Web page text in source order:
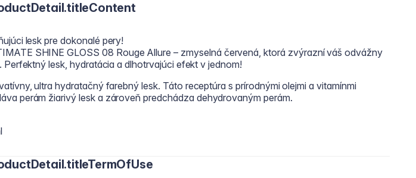
lesk pre dokonalé pery!
SHINE GLOSS 08 Rouge Allure – zmyselná červená, ktorá zvýrazní váš odvážny
Perfektný lesk, hydratácia a dlhotrvajúci efekt v jednom!
ultra hydratačný farebný lesk. Táto receptúra s prírodnými olejmi a vitamínmi
perám žiarivý lesk a zároveň predchádza dehydrovaným perám.